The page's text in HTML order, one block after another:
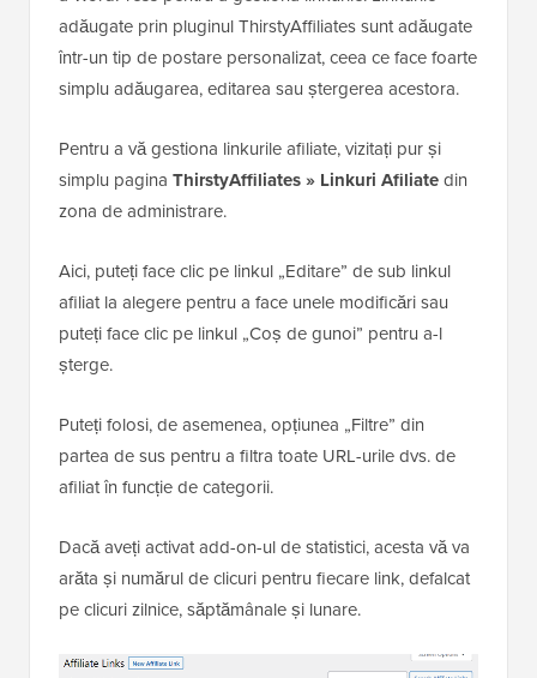
adăugate prin pluginul ThirstyAffiliates sunt adăugate
într-un tip de postare personalizat, ceea ce face foarte
simplu adăugarea, editarea sau ștergerea acestora.
Pentru a vă gestiona linkurile afiliate, vizitați pur și
simplu pagina ThirstyAffiliates » Linkuri Afiliatedin
zona de administrare.
Aici, puteți face clic pe linkul „Editare” de sub linkul
afiliat la alegere pentru a face unele modificări sau
puteți face clic pe linkul „Coș de gunoi” pentru a-l
șterge.
Puteți folosi, de asemenea, opțiunea „Filtre” din
partea de sus pentru a filtra toate URL-urile dvs. de
afiliat în funcție de categorii.
Dacă aveți activat add-on-ul de statistici, acesta vă va
arăta și numărul de clicuri pentru fiecare link, defalcat
pe clicuri zilnice, săptămânale și lunare.